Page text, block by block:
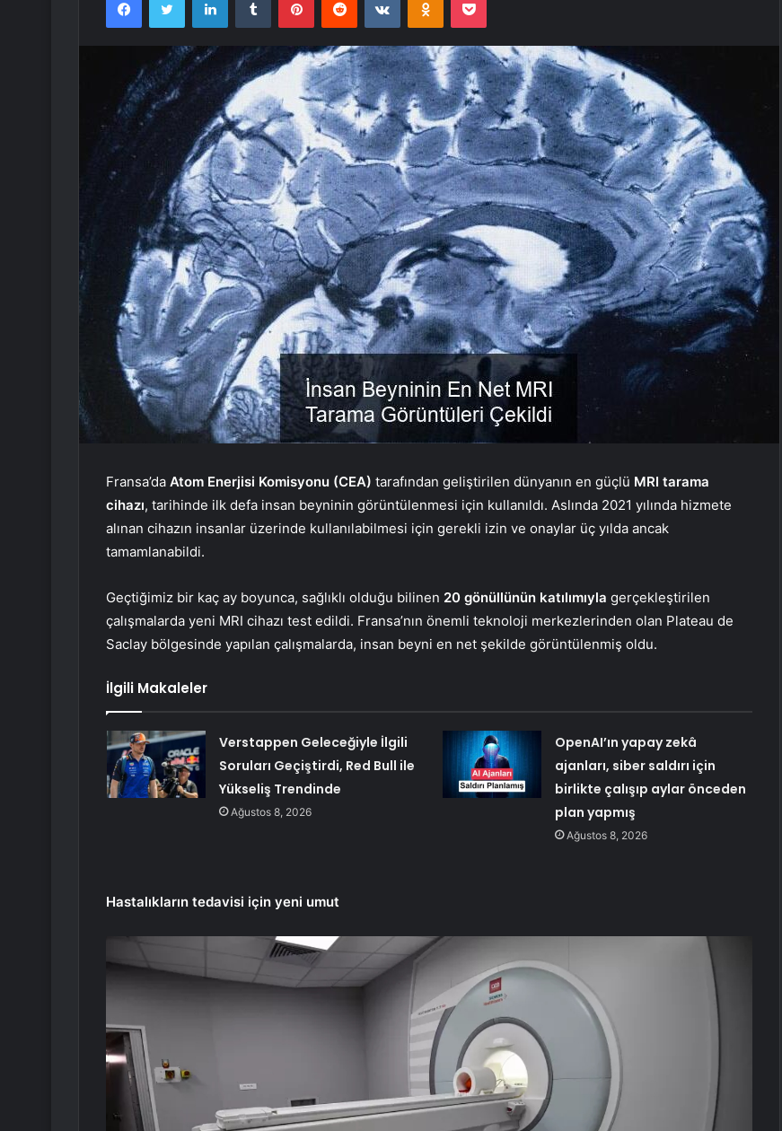
Fransa’da Atom Enerjisi Komisyonu (CEA) tarafından geliştirilen dünyanın en güçlü MRI tarama
cihazı, tarihinde ilk defa insan beyninin görüntülenmesi için kullanıldı. Aslında 2021 yılında hizmete
alınan cihazın insanlar üzerinde kullanılabilmesi için gerekli izin ve onaylar üç yılda ancak
tamamlanabildi.
Geçtiğimiz bir kaç ay boyunca, sağlıklı olduğu bilinen 20 gönüllünün katılımıyla gerçekleştirilen
çalışmalarda yeni MRI cihazı test edildi. Fransa’nın önemli teknoloji merkezlerinden olan Plateau de
Saclay bölgesinde yapılan çalışmalarda, insan beyni en net şekilde görüntülenmiş oldu.
İlgili Makaleler
Verstappen Geleceğiyle İlgili
Soruları Geçiştirdi, Red Bull ile
Yükseliş Trendinde
Ağustos 8, 2026
OpenAI’ın yapay zekâ
ajanları, siber saldırı için
birlikte çalışıp aylar önceden
plan yapmış
Ağustos 8, 2026
Hastalıkların tedavisi için yeni umut